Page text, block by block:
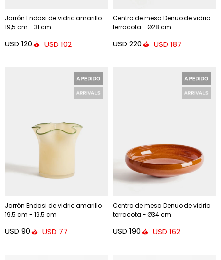
Jarrón Endasi de vidrio amarillo
19,5 cm - 31 cm
USD 120 USD 102
Centro de mesa Denuo de vidrio
terracota - Ø28 cm
USD 220 USD 187
Jarrón Endasi de vidrio amarillo
19,5 cm - 19,5 cm
USD 90 USD 77
Centro de mesa Denuo de vidrio
terracota - Ø34 cm
USD 190 USD 162